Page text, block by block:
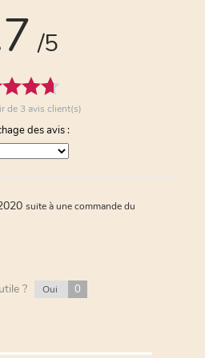
4/5
mais " light " moins
a-t-il été utile ?
Non 0
/5
de 3 avis client(s)
des avis :
suite à une commande du
?
Oui 0